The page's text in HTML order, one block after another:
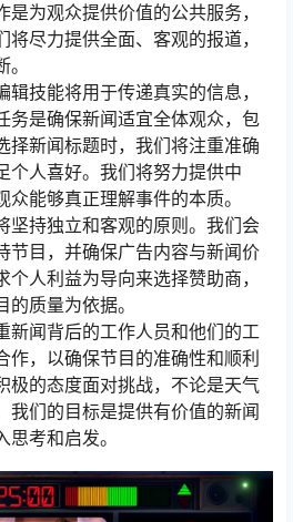
为观众提供价值的公共服务，
尽力提供全面、客观的报道，
技能将用于传递真实的信息，
务是确保新闻适宜全体观众，包
择新闻标题时，我们将注重准确
个人喜好。我们将努力提供中
能够真正理解事件的本质。
坚持独立和客观的原则。我们会
节目，并确保广告内容与新闻价
人利益为导向来选择赞助商，
质量为依据。
新闻背后的工作人员和他们的工
作，以确保节目的准确性和顺利
极的态度面对挑战，不论是天气
我们的目标是提供有价值的新闻
考和启发。